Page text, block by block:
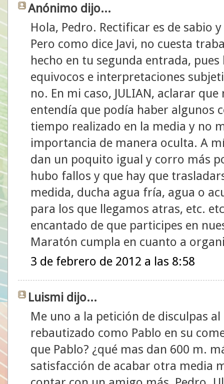
Anónimo dijo...
Hola, Pedro. Rectificar es de sabio
Pero como dice Javi, no cuesta
hecho en tu segunda entrada,
equivocos e interpretaciones
no. En mi caso, JULIAN, aclarar
entendía que podía haber algunos
tiempo realizado en la media y no
importancia de manera oculta. A
dan un poquito igual y corro más
hubo fallos y que hay que
medida, ducha agua fría, agua o
para los que llegamos atras, etc.
encantado de que participes en
Maratón cumpla en cuanto a
3 de febrero de 2012 a las 8:58
Luismi dijo...
Me uno a la petición de disculpas
rebautizado como Pablo en su
que Pablo? ¿qué mas dan 600 m.
satisfacción de acabar otra media